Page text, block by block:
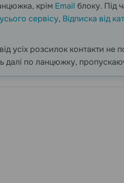
крім Email блоку. Під
сервісу, Відписка від
усіх розсилок контакти не
далі по ланцюжку,